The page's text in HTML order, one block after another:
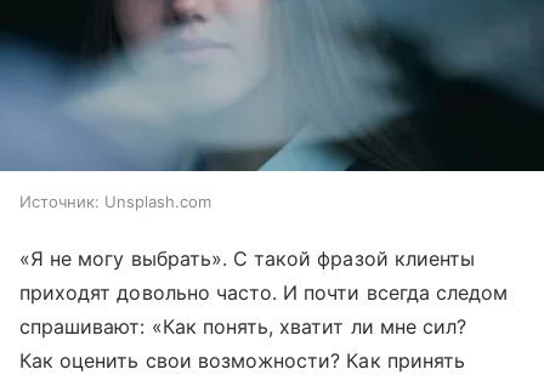
Источник: Unsplash.com
«Я не могу выбрать». С такой фразой клиенты
приходят довольно часто. И почти всегда следом
спрашивают: «Как понять, хватит ли мне сил?
Как оценить свои возможности? Как принять